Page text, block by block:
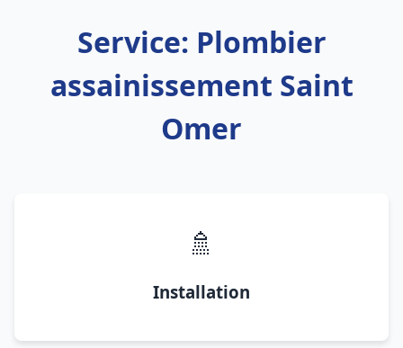
Service: Plombier
assainissement Saint
Omer
🚿
Installation